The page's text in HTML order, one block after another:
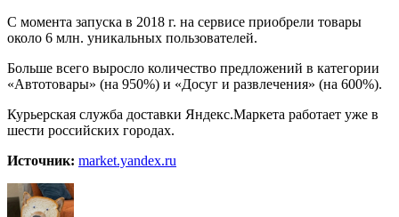
С момента запуска в 2018 г. на сервисе приобрели товары
около 6 млн. уникальных пользователей.
Больше всего выросло количество предложений в категории
«Автотовары» (на 950%) и «Досуг и развлечения» (на 600%).
Курьерская служба доставки Яндекс.Маркета работает уже в
шести российских городах.
Источник: market.yandex.ru